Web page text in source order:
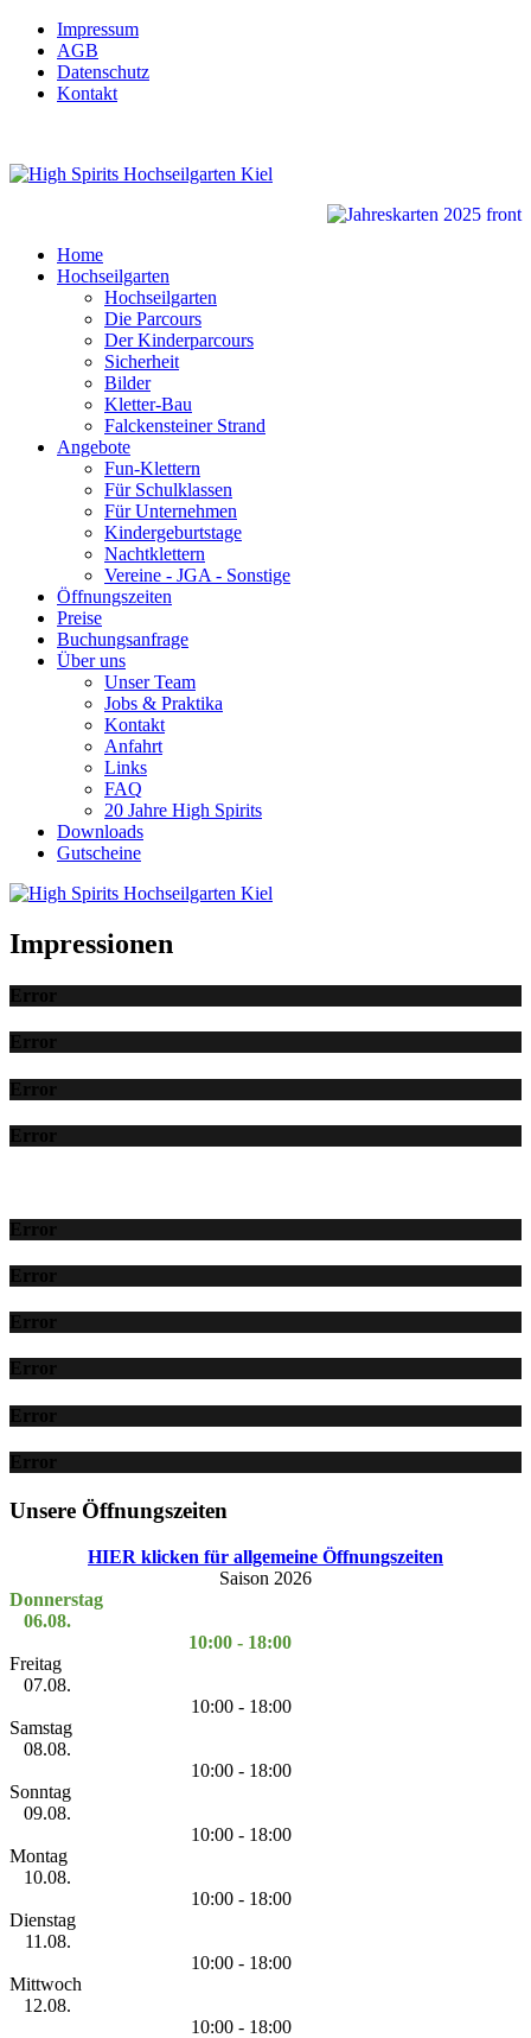
Impressum
AGB
Datenschutz
Kontakt
Home
Hochseilgarten
Hochseilgarten
Die Parcours
Der Kinderparcours
Sicherheit
Bilder
Kletter-Bau
Falckensteiner Strand
Angebote
Fun-Klettern
Für Schulklassen
Für Unternehmen
Kindergeburtstage
Nachtklettern
Vereine - JGA - Sonstige
Öffnungszeiten
Preise
Buchungsanfrage
Über uns
Unser Team
Jobs & Praktika
Kontakt
Anfahrt
Links
FAQ
20 Jahre High Spirits
Downloads
Gutscheine
Impressionen
Error
Error
Error
Error
Error
Error
Error
Error
Error
Error
Unsere Öffnungszeiten
HIER klicken für allgemeine Öffnungszeiten
Saison 2026
Donnerstag
06.08.
10:00 - 18:00
Freitag
07.08.
10:00 - 18:00
Samstag
08.08.
10:00 - 18:00
Sonntag
09.08.
10:00 - 18:00
Montag
10.08.
10:00 - 18:00
Dienstag
11.08.
10:00 - 18:00
Mittwoch
12.08.
10:00 - 18:00